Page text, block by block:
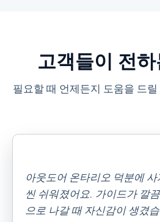
고객들이 전
필요할 때 언제든지 도움을 드
아웃도어 온타리오 덕분에
씬 쉬워졌어요. 가이드가 깔
으로 나갈 때 자신감이 생겼